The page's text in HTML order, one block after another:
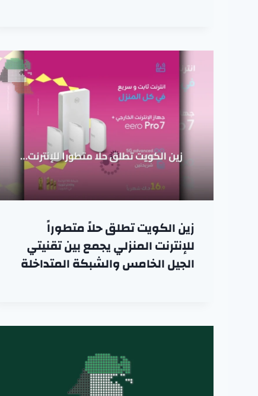
زين الكويت تطلق حلاً متطوراً
للإنترنت المنزلي يجمع بين تقنيتي
الجيل الخامس والشبكة المتداخلة